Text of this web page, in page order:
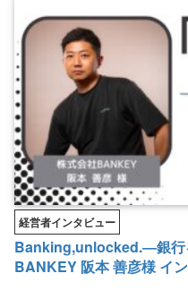
経営者インタビュー
Banking,unlocked.―銀行
BANKEY 阪本 善彦様 イ